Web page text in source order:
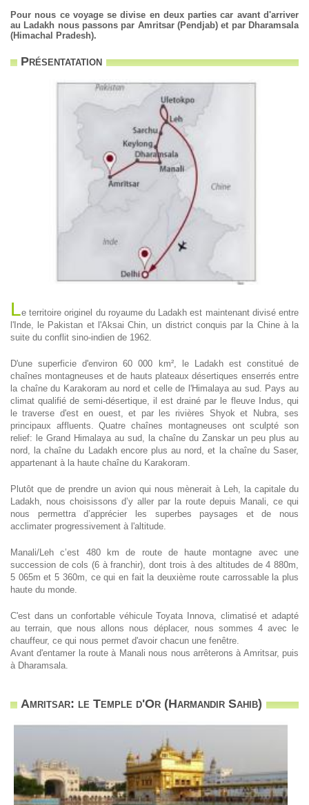
Pour nous ce voyage se divise en deux parties car avant d'arriver
au Ladakh nous passons par Amritsar (Pendjab) et par Dharamsala
(Himachal Pradesh).
Présentatation
Le territoire originel du royaume du Ladakh est maintenant divisé entre
l'Inde, le Pakistan et l'Aksai Chin, un district conquis par la Chine à la
suite du conflit sino-indien de 1962.
D'une superficie d'environ 60 000 km², le Ladakh est constitué de
chaînes montagneuses et de hauts plateaux désertiques enserrés entre
la chaîne du Karakoram au nord et celle de l'Himalaya au sud. Pays au
climat qualifié de semi-désertique, il est drainé par le fleuve Indus, qui
le traverse d'est en ouest, et par les rivières Shyok et Nubra, ses
principaux affluents. Quatre chaînes montagneuses ont sculpté son
relief: le Grand Himalaya au sud, la chaîne du Zanskar un peu plus au
nord, la chaîne du Ladakh encore plus au nord, et la chaîne du Saser,
appartenant à la haute chaîne du Karakoram.
Plutôt que de prendre un avion qui nous mènerait à Leh, la capitale du
Ladakh, nous choisissons d’y aller par la route depuis Manali, ce qui
nous permettra d’apprécier les superbes paysages et de nous
acclimater progressivement à l'altitude.
Manali/Leh c’est 480 km de route de haute montagne avec une
succession de cols (6 à franchir), dont trois à des altitudes de 4 880m,
5 065m et 5 360m, ce qui en fait la deuxième route carrossable la plus
haute du monde.
C'est dans un confortable véhicule Toyata Innova, climatisé et adapté
au terrain, que nous allons nous déplacer, nous sommes 4 avec le
chauffeur, ce qui nous permet d'avoir chacun une fenêtre.
Avant d'entamer la route à Manali nous nous arrêterons à Amritsar, puis
à Dharamsala.
Amritsar: le Temple d'Or (Harmandir Sahib)